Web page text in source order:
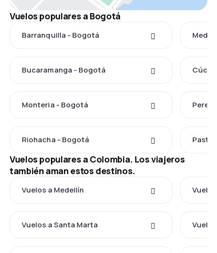
Vuelos populares a Bogotá
Barranquilla - Bogotá
Bucaramanga - Bogotá
Monteria - Bogotá
Riohacha - Bogotá Pasto
Vuelos populares a Colombia. Los viajeros
también aman estos destinos.
Vuelos a Medellín
Vuelos a Santa Marta